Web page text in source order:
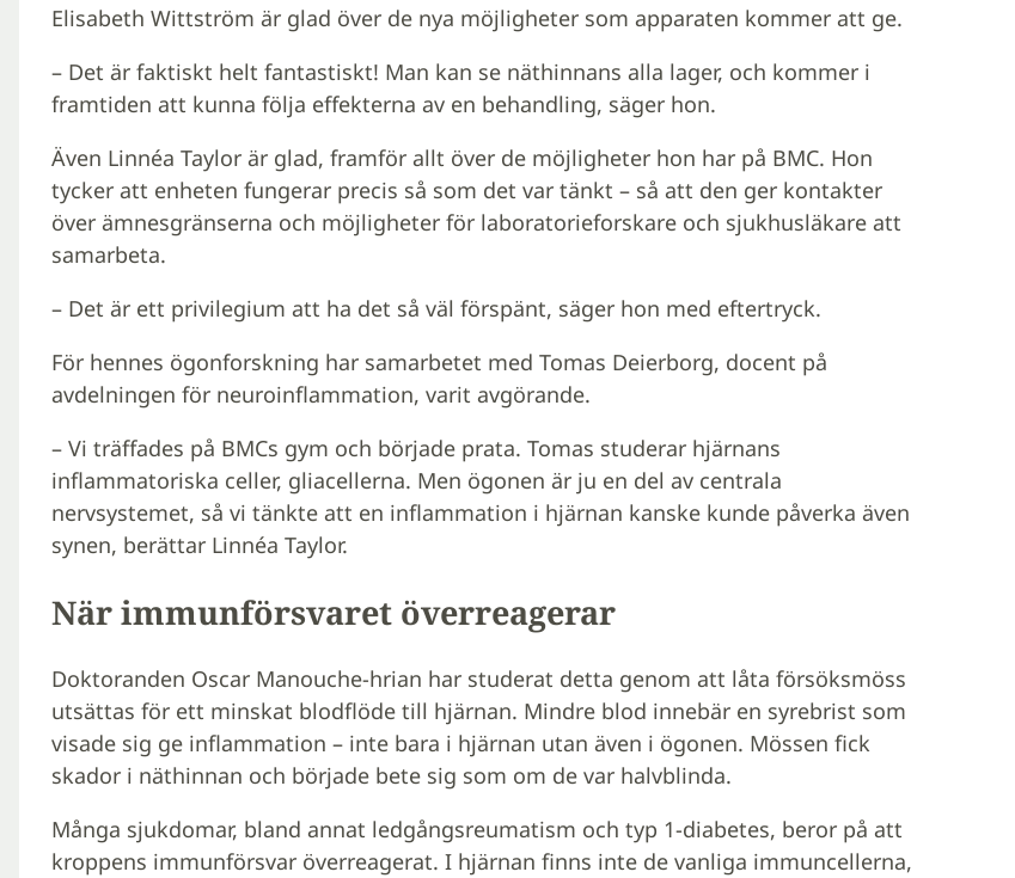
Elisabeth Wittström är glad över de nya möjligheter som apparaten kommer att ge.
– Det är faktiskt helt fantastiskt! Man kan se näthinnans alla lager, och kommer i
framtiden att kunna följa effekterna av en behandling, säger hon.
Även Linnéa Taylor är glad, framför allt över de möjligheter hon har på BMC. Hon
tycker att enheten fungerar precis så som det var tänkt – så att den ger kontakter
över ämnesgränserna och möjligheter för laboratorieforskare och sjukhusläkare att
samarbeta.
– Det är ett privilegium att ha det så väl förspänt, säger hon med eftertryck.
För hennes ögonforskning har samarbetet med Tomas Deierborg, docent på
avdelningen för neuroinflammation, varit avgörande.
– Vi träffades på BMCs gym och började prata. Tomas studerar hjärnans
inflammatoriska celler, gliacellerna. Men ögonen är ju en del av centrala
nervsystemet, så vi tänkte att en inflammation i hjärnan kanske kunde påverka även
synen, berättar Linnéa Taylor.
När immunförsvaret överreagerar
Doktoranden Oscar Manouche-hrian har studerat detta genom att låta försöksmöss
utsättas för ett minskat blodflöde till hjärnan. Mindre blod innebär en syrebrist som
visade sig ge inflammation – inte bara i hjärnan utan även i ögonen. Mössen fick
skador i näthinnan och började bete sig som om de var halvblinda.
Många sjukdomar, bland annat ledgångsreumatism och typ 1-diabetes, beror på att
kroppens immunförsvar överreagerat. I hjärnan finns inte de vanliga immuncellerna,